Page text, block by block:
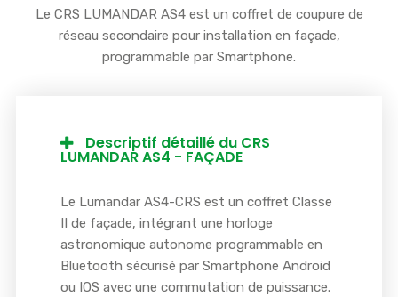
Le CRS LUMANDAR AS4 est un coffret de coupure de
réseau secondaire pour installation en façade,
programmable par Smartphone.
Descriptif détaillé du CRS
LUMANDAR AS4 - FAÇADE
Le Lumandar AS4-CRS est un coffret Classe
II de façade, intégrant une horloge
astronomique autonome programmable en
Bluetooth sécurisé par Smartphone Android
ou IOS avec une commutation de puissance.